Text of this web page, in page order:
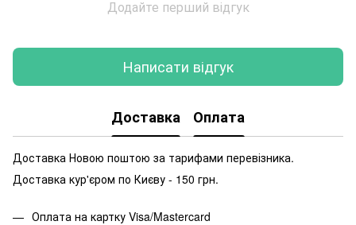
Додайте перший відгук
Написати відгук
Доставка Оплата
Доставка Новою поштою за тарифами перевізника.
Доставка кур'єром по Києву - 150 грн.
Оплата на картку Visa/Mastercard